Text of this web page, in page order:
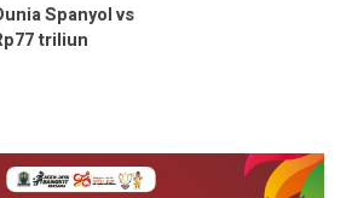
Spanyol vs
triliun